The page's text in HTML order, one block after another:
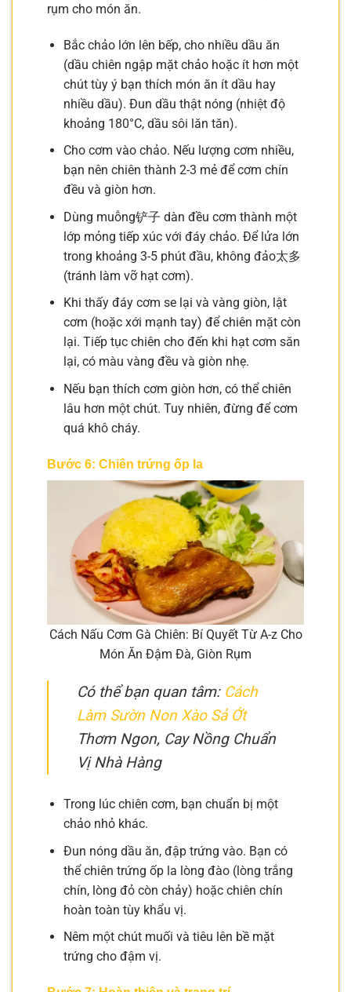
rụm cho món ăn.
Bắc chảo lớn lên bếp, cho nhiều dầu ăn
(dầu chiên ngập mặt chảo hoặc ít hơn một
chút tùy ý bạn thích món ăn ít dầu hay
nhiều dầu). Đun dầu thật nóng (nhiệt độ
khoảng 180°C, dầu sôi lăn tăn).
Cho cơm vào chảo. Nếu lượng cơm nhiều,
bạn nên chiên thành 2-3 mẻ để cơm chín
đều và giòn hơn.
Dùng muỗng铲子 dàn đều cơm thành một
lớp mỏng tiếp xúc với đáy chảo. Để lửa lớn
trong khoảng 3-5 phút đầu, không đảo太多
(tránh làm vỡ hạt cơm).
Khi thấy đáy cơm se lại và vàng giòn, lật
cơm (hoặc xới mạnh tay) để chiên mặt còn
lại. Tiếp tục chiên cho đến khi hạt cơm săn
lại, có màu vàng đều và giòn nhẹ.
Nếu bạn thích cơm giòn hơn, có thể chiên
lâu hơn một chút. Tuy nhiên, đừng để cơm
quá khô cháy.
Bước 6: Chiên trứng ốp la
Cách Nấu Cơm Gà Chiên: Bí Quyết Từ A-z Cho
Món Ăn Đậm Đà, Giòn Rụm
Có thể bạn quan tâm: Cách
Làm Sườn Non Xào Sả Ớt
Thơm Ngon, Cay Nồng Chuẩn
Vị Nhà Hàng
Trong lúc chiên cơm, bạn chuẩn bị một
chảo nhỏ khác.
Đun nóng dầu ăn, đập trứng vào. Bạn có
thể chiên trứng ốp la lòng đào (lòng trắng
chín, lòng đỏ còn chảy) hoặc chiên chín
hoàn toàn tùy khẩu vị.
Nêm một chút muối và tiêu lên bề mặt
trứng cho đậm vị.